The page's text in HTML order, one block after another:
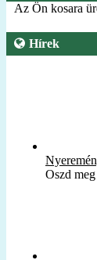
Az Ön kosara
Hírek
Oszd